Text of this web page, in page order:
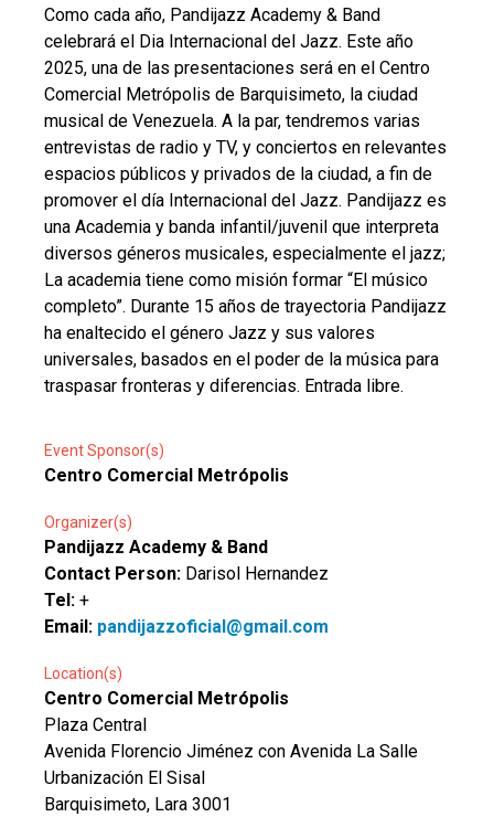
Como cada año, Pandijazz Academy & Band
celebrará el Dia Internacional del Jazz. Este año
2025, una de las presentaciones será en el Centro
Comercial Metrópolis de Barquisimeto, la ciudad
musical de Venezuela. A la par, tendremos varias
entrevistas de radio y TV, y conciertos en relevantes
espacios públicos y privados de la ciudad, a fin de
promover el día Internacional del Jazz. Pandijazz es
una Academia y banda infantil/juvenil que interpreta
diversos géneros musicales, especialmente el jazz;
La academia tiene como misión formar “El músico
completo”. Durante 15 años de trayectoria Pandijazz
ha enaltecido el género Jazz y sus valores
universales, basados en el poder de la música para
traspasar fronteras y diferencias. Entrada libre.
Event Sponsor(s)
Centro Comercial Metrópolis
Organizer(s)
Pandijazz Academy & Band
Contact Person: Darisol Hernandez
Tel: +
Email: pandijazzoficial@gmail.com
Location(s)
Centro Comercial Metrópolis
Plaza Central
Avenida Florencio Jiménez con Avenida La Salle
Urbanización El Sisal
Barquisimeto, Lara 3001